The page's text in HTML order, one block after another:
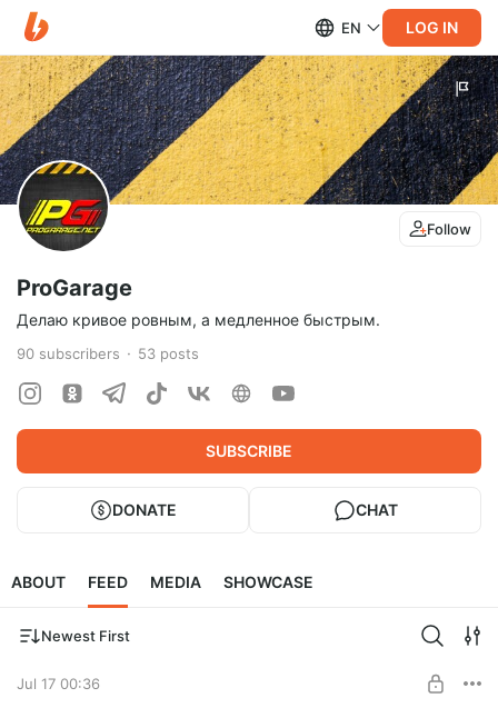
EN LOG IN
Follow
ProGarage
Делаю кривое ровным, а медленное быстрым.
90 subscribers 53 posts
SUBSCRIBE
DONATE CHAT
ABOUT FEED MEDIA SHOWCASE
Newest First
Jul 17 00:36